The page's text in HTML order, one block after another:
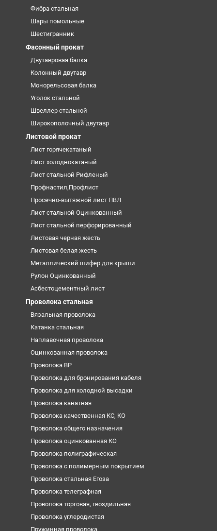
Фибра стальная
Шары помольные
Шестигранник
Фасонный прокат
Двутавровая балка
Колонный двутавр
Монорельсовая балка
Уголок стальной
Швеллер стальной
Широкополочный двутавр
Листовой прокат
Лист горячекатаный
Лист холоднокатаный
Лист стальной Рифленый
Профнастил,Профлист
Просечно-вытяжной лист ПВЛ
Лист стальной Оцинкованный
Лист стальной перфорированный
Листовая черная жесть
Листовая белая жесть
Металлический шифер для крыши
Рулон Оцинкованный
Асбестоцементный лист
Проволока стальная
Вязальная проволока
Катанка стальная
Наплавочная проволока
Оцинкованная проволока
Проволока ВР
Проволока для бронирования кабеля
Проволока для холодной высадки
Проволока канатная
Проволока качественная КС, КО
Проволока общего назначения
Проволока оцинкованная КО
Проволока полиграфическая
Проволока с полимерным покрытием
Проволока стальная Егоза
Проволока телеграфная
Проволока торговая, гвоздильная
Проволока углеродистая
Пружинная проволока